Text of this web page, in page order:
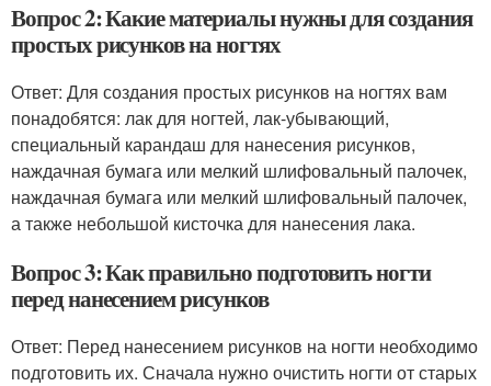
Вопрос 2: Какие материалы нужны для создания
простых рисунков на ногтях
Ответ: Для создания простых рисунков на ногтях вам
понадобятся: лак для ногтей, лак-убывающий,
специальный карандаш для нанесения рисунков,
наждачная бумага или мелкий шлифовальный палочек,
наждачная бумага или мелкий шлифовальный палочек,
а также небольшой кисточка для нанесения лака.
Вопрос 3: Как правильно подготовить ногти
перед нанесением рисунков
Ответ: Перед нанесением рисунков на ногти необходимо
подготовить их. Сначала нужно очистить ногти от старых